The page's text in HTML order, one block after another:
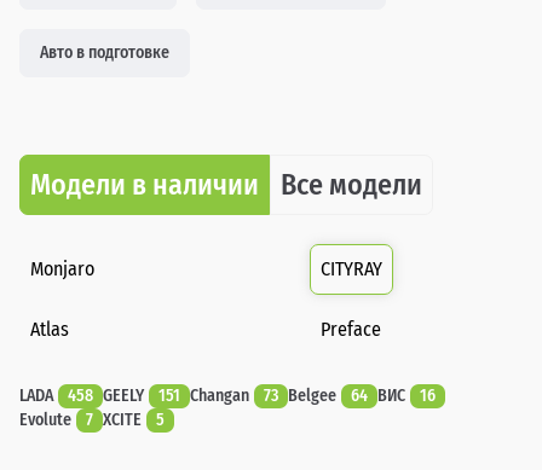
Авто в подготовке
Модели в наличии Все модели
Monjaro CITYRAY
Atlas Preface
LADA 458 GEELY 151 Changan 73 Belgee 64 ВИС
16
Evolute
7 XCITE 5